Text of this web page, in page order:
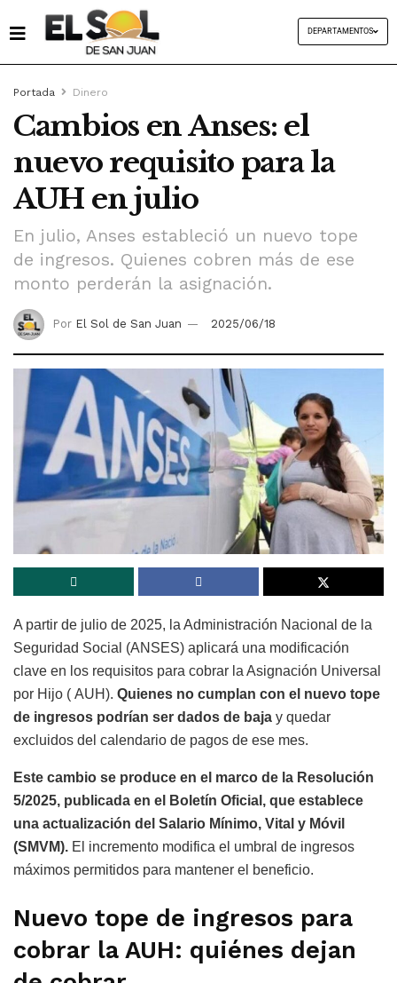
DEPARTAMENTOS
Portada Dinero
Cambios en Anses: el
nuevo requisito para la
AUH en julio
En julio, Anses estableció un nuevo tope
de ingresos. Quienes cobren más de ese
monto perderán la asignación.
Por El Sol de San Juan 2025/06/18
A partir de julio de 2025, la Administración Nacional de la
Seguridad Social (ANSES) aplicará una modificación
clave en los requisitos para cobrar la Asignación Universal
por Hijo ( AUH). Quienes no cumplan con el nuevo tope
de ingresos podrían ser dados de baja y quedar
excluidos del calendario de pagos de ese mes.
Este cambio se produce en el marco de la Resolución
5/2025, publicada en el Boletín Oficial, que establece
una actualización del Salario Mínimo, Vital y Móvil
(SMVM). El incremento modifica el umbral de ingresos
máximos permitidos para mantener el beneficio.
Nuevo tope de ingresos para
cobrar la AUH: quiénes dejan